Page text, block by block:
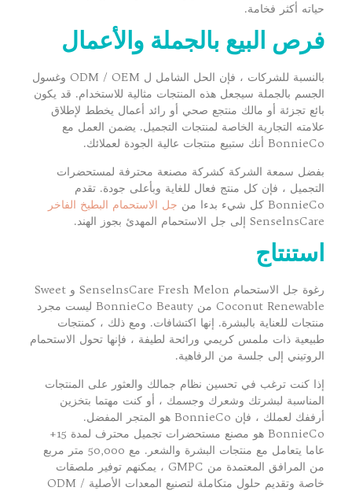
حياته أكثر فخامة.
فرص البيع بالجملة والأعمال
بالنسبة للشركات ، فإن الحل الشامل ل ODM / OEM وغسول
الجسم بالجملة سيجعل هذه المنتجات مثالية للاستخدام. قد يكون
بائع تجزئة أو مالك منتجع صحي أو رائد أعمال يخطط لإطلاق
علامته التجارية الخاصة لمنتجات التجميل. يضمن العمل مع
BonnieCo أنك ستبيع منتجات عالية الجودة لعملائك.
بفضل سمعة الشركة كشركة مصنعة محترفة لمستحضرات
التجميل ، فإن كل منتج فعال للغاية وبأعلى جودة. تقدم
BonnieCo كل شيء بدءا من
جل الاستحمام البطيخ الفاخر
SenselnsCare إلى جل الاستحمام المهدئ بجوز الهند.
استنتاج
رغوة جل الاستحمام SenselnsCare Fresh Melon و Sweet
Coconut Renewable من BonnieCo Beauty ليست مجرد
منتجات للعناية بالبشرة. إنها اكتشافات. ومع ذلك ، كمنتجات
طبيعية ذات ملمس كريمي ورائحة لطيفة ، فإنها تحول الاستحمام
الروتيني إلى جلسة من الرفاهية.
إذا كنت ترغب في تحسين نظام جمالك والعثور على المنتجات
المناسبة لبشرتك وشعرك وجسمك ، أو كنت مهتما بتخزين
أرففك لعملك ، فإن BonnieCo هو المتجر المفضل.
BonnieCo هو مصنع مستحضرات تجميل محترف لمدة 15+
عاما يتعامل مع منتجات البشرة والشعر. مع 50,000 متر مربع
من المرافق المعتمدة من GMPC ، يمكنهم توفير ملصقات
خاصة وتقديم حلول متكاملة لتصنيع المعدات الأصلية / ODM